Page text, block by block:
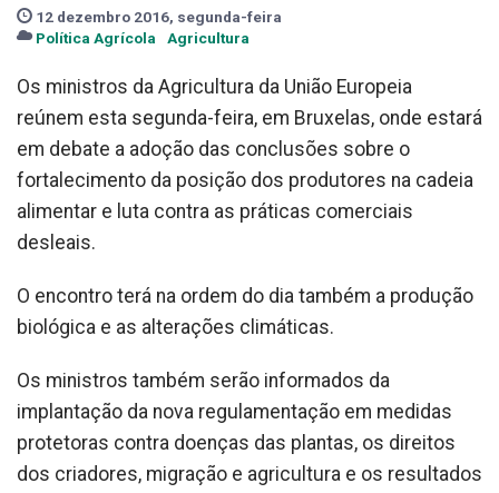
12 dezembro 2016, segunda-feira
Política Agrícola
Agricultura
Os ministros da Agricultura da União Europeia
reúnem esta segunda-feira, em Bruxelas, onde estará
em debate a adoção das conclusões sobre o
fortalecimento da posição dos produtores na cadeia
alimentar e luta contra as práticas comerciais
desleais.
O encontro terá na ordem do dia também a produção
biológica e as alterações climáticas.
Os ministros também serão informados da
implantação da nova regulamentação em medidas
protetoras contra doenças das plantas, os direitos
dos criadores, migração e agricultura e os resultados